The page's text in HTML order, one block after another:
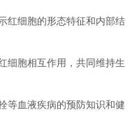
红细胞的形态特征和内部结
细胞相互作用，共同维持生
等血液疾病的预防知识和健